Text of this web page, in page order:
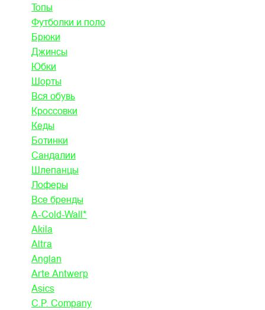
Топы
Футболки и поло
Брюки
Джинсы
Юбки
Шорты
Вся обувь
Кроссовки
Кеды
Ботинки
Сандалии
Шлепанцы
Лоферы
Все бренды
A-Cold-Wall*
Akila
Altra
Anglan
Arte Antwerp
Asics
C.P. Company